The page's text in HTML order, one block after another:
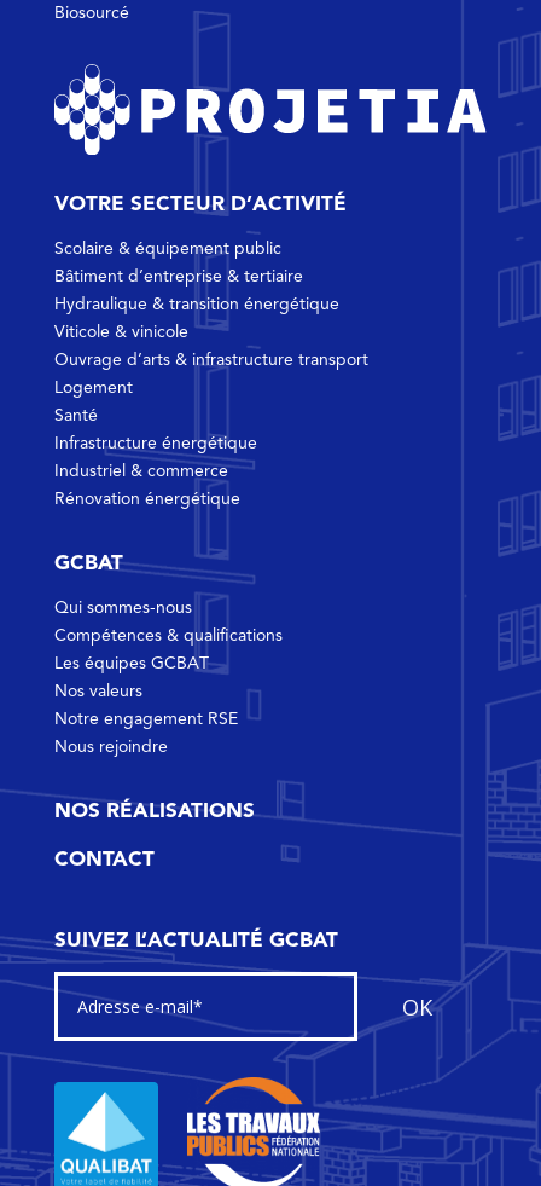
Biosourcé
VOTRE SECTEUR D’ACTIVITÉ
Scolaire & équipement public
Bâtiment d’entreprise & tertiaire
Hydraulique & transition énergétique
Viticole & vinicole
Ouvrage d’arts & infrastructure transport
Logement
Santé
Infrastructure énergétique
Industriel & commerce
Rénovation énergétique
GCBAT
Qui sommes-nous
Compétences & qualifications
Les équipes GCBAT
Nos valeurs
Notre engagement RSE
Nous rejoindre
NOS RÉALISATIONS
CONTACT
SUIVEZ L’ACTUALITÉ GCBAT
OK